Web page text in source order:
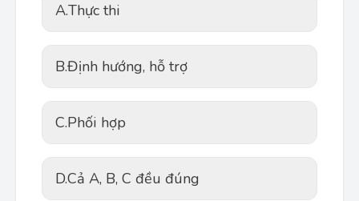
A.Thực thi
B.Định hướng, hỗ trợ
C.Phối hợp
D.Cả A, B, C đều đúng